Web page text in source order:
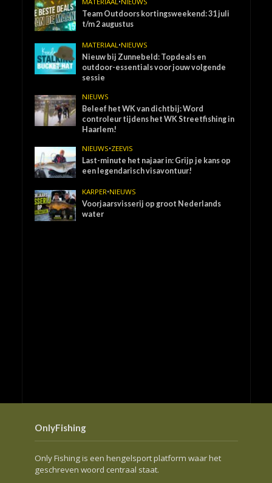
Team Outdoors kortingsweekend: 31 juli
t/m 2 augustus
MATERIAAL•NIEUWS
Nieuw bij Zunnebeld: Topdeals en
outdoor-essentials voor jouw volgende
sessie
NIEUWS
Beleef het WK van dichtbij: Word
controleur tijdens het WK Streetfishing in
Haarlem!
NIEUWS•ZEEVIS
Last-minute het najaar in: Grijp je kans op
een legendarisch visavontuur!
KARPER•NIEUWS
Voorjaarsvisserij op groot Nederlands
water
OnlyFishing
Only Fishing is een hengelsport platform waar het
geschreven woord centraal staat.